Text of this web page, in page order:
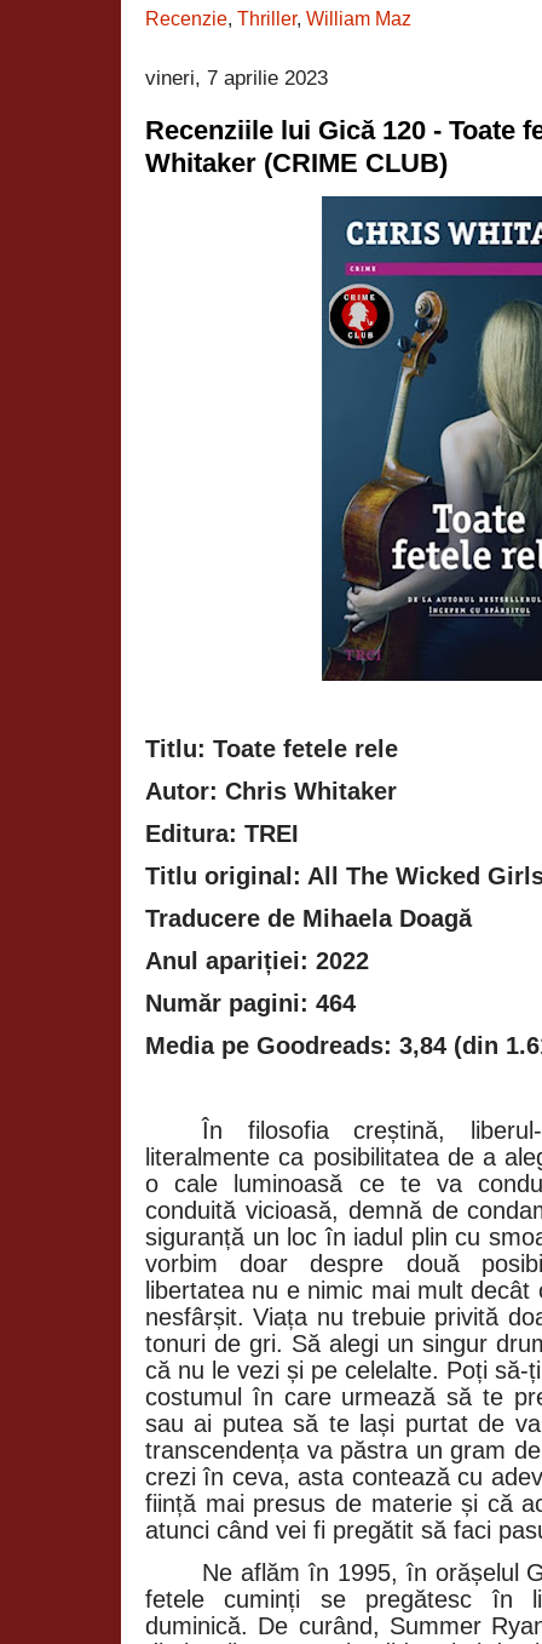
Recenzie, Thriller, William Maz
vineri, 7 aprilie 2023
Recenziile lui Gică 120 - Toate
Whitaker (CRIME CLUB)
Titlu: Toate fetele rele
Autor: Chris Whitaker
Editura: TREI
Titlu original: All The Wicked
Traducere de Mihaela Doagă
Anul apariției: 2022
Număr pagini: 464
Media pe Goodreads: 3,84 (din
În filosofia creștină,
literalmente ca posibilitatea de a
o cale luminoasă ce te va
conduită vicioasă, demnă de
siguranță un loc în iadul plin cu
vorbim doar despre două
libertatea nu e nimic mai mult
nesfârșit. Viața nu trebuie privită
tonuri de gri. Să alegi un singur
că nu le vezi și pe celelalte. Poți să-
costumul în care urmează să te
sau ai putea să te lași purtat de
transcendența va păstra un gram
crezi în ceva, asta contează cu
ființă mai presus de materie și că
atunci când vei fi pregătit să faci
Ne aflăm în 1995, în orășelul
fetele cuminți se pregătesc în
duminică. De curând, Summer